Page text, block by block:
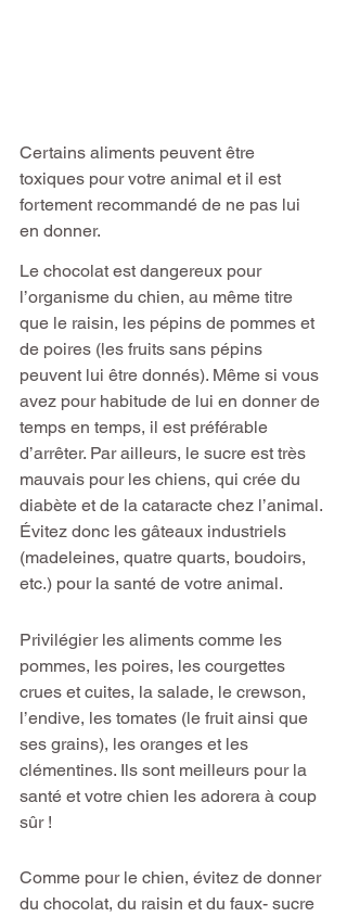
Certains aliments peuvent être
toxiques pour votre animal et il est
fortement recommandé de ne pas lui
en donner.
Le chocolat est dangereux pour
l’organisme du chien, au même titre
que le raisin, les pépins de pommes et
de poires (les fruits sans pépins
peuvent lui être donnés). Même si vous
avez pour habitude de lui en donner de
temps en temps, il est préférable
d’arrêter. Par ailleurs, le sucre est très
mauvais pour les chiens, qui crée du
diabète et de la cataracte chez l’animal.
Évitez donc les gâteaux industriels
(madeleines, quatre quarts, boudoirs,
etc.) pour la santé de votre animal.
Privilégier les aliments comme les
pommes, les poires, les courgettes
crues et cuites, la salade, le crewson,
l’endive, les tomates (le fruit ainsi que
ses grains), les oranges et les
clémentines. Ils sont meilleurs pour la
santé et votre chien les adorera à coup
sûr !
Comme pour le chien, évitez de donner
du chocolat, du raisin et du faux- sucre